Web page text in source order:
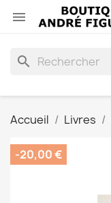

search
Accueil Livres
-20,00 €